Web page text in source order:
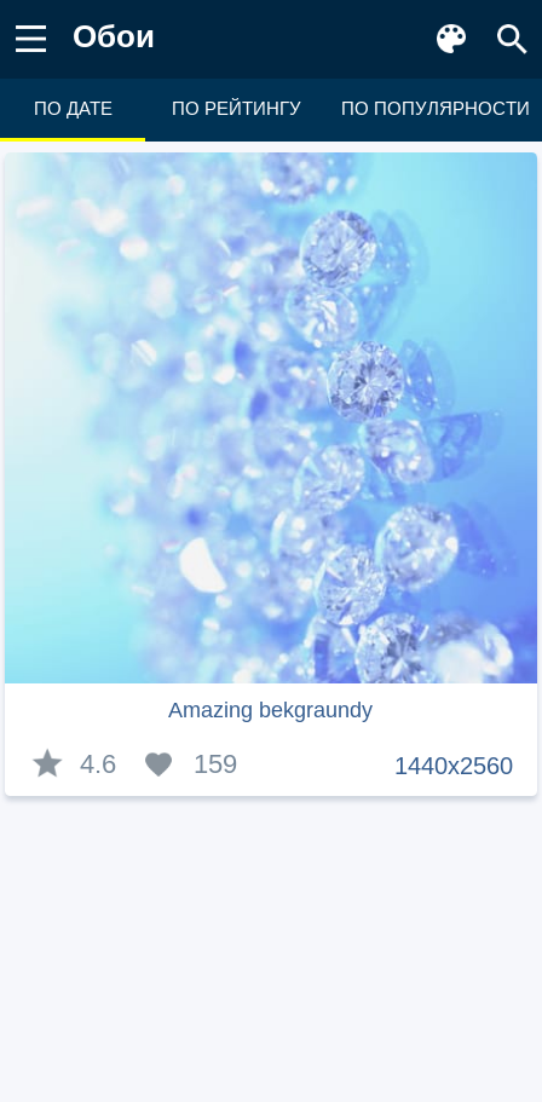
Обои
ПО ДАТЕ ПО РЕЙТИНГУ ПО ПОПУЛЯРНОСТИ
Amazing bekgraundy
1440x2560
4.6 159